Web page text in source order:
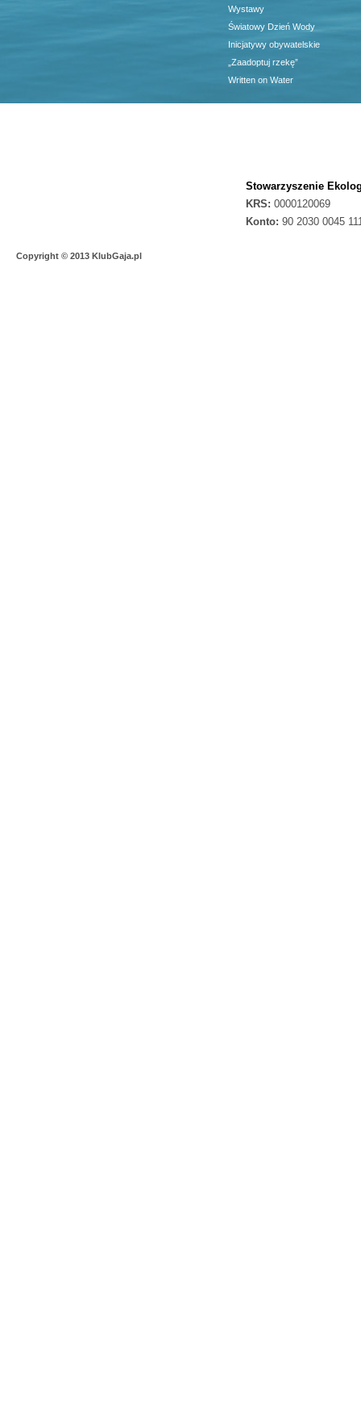
Wystawy
Światowy Dzień Wody
Inicjatywy obywatelskie
„Zaadoptuj rzekę”
Written on Water
Stowarzyszenie
KRS: 0000120069
Konto: 90 2030 0045
Copyright © 2013 KlubGaja.pl